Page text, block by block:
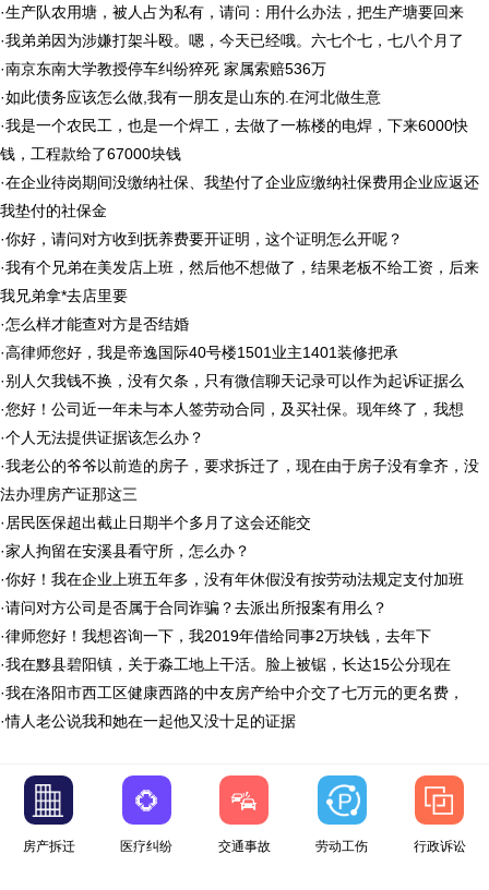
·生产队农用塘，被人占为私有，请问：用什么办法，把生产塘要回来
·我弟弟因为涉嫌打架斗殴。嗯，今天已经哦。六七个七，七八个月了
·南京东南大学教授停车纠纷猝死 家属索赔536万
·如此债务应该怎么做,我有一朋友是山东的.在河北做生意
·我是一个农民工，也是一个焊工，去做了一栋楼的电焊，下来6000快
钱，工程款给了67000块钱
·在企业待岗期间没缴纳社保、我垫付了企业应缴纳社保费用企业应返还
我垫付的社保金
·你好，请问对方收到抚养费要开证明，这个证明怎么开呢？
·我有个兄弟在美发店上班，然后他不想做了，结果老板不给工资，后来
我兄弟拿*去店里要
·怎么样才能查对方是否结婚
·高律师您好，我是帝逸国际40号楼1501业主1401装修把承
·别人欠我钱不换，没有欠条，只有微信聊天记录可以作为起诉证据么
·您好！公司近一年未与本人签劳动合同，及买社保。现年终了，我想
·个人无法提供证据该怎么办？
·我老公的爷爷以前造的房子，要求拆迁了，现在由于房子没有拿齐，没
法办理房产证那这三
·居民医保超出截止日期半个多月了这会还能交
·家人拘留在安溪县看守所，怎么办？
·你好！我在企业上班五年多，没有年休假没有按劳动法规定支付加班
·请问对方公司是否属于合同诈骗？去派出所报案有用么？
·律师您好！我想咨询一下，我2019年借给同事2万块钱，去年下
·我在黟县碧阳镇，关于淼工地上干活。脸上被锯，长达15公分现在
·我在洛阳市西工区健康西路的中友房产给中介交了七万元的更名费，
·情人老公说我和她在一起他又没十足的证据
房产拆迁 医疗纠纷 交通事故 劳动工伤 行政诉讼